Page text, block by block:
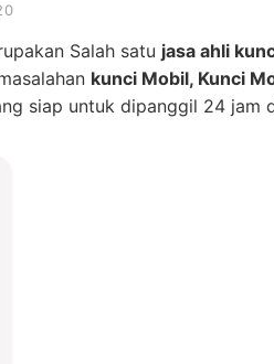
Salah satu jasa ahli
kunci Mobil, Kunci
siap untuk dipanggil 24 jam